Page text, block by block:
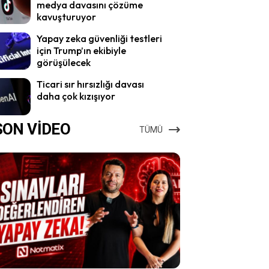
medya davasını çözüme
kavuşturuyor
Yapay zeka güvenliği testleri
için Trump’ın ekibiyle
görüşülecek
Ticari sır hırsızlığı davası
daha çok kızışıyor
VİDEO TÜMÜ